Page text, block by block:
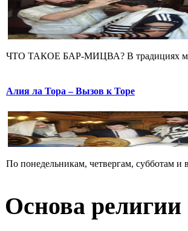
ЧТО ТАКОЕ БАР-МИЦВА? В традициях
Алия ла Тора – Вызов к Торе
По понедельникам, четвергам, субботам
Основа религии